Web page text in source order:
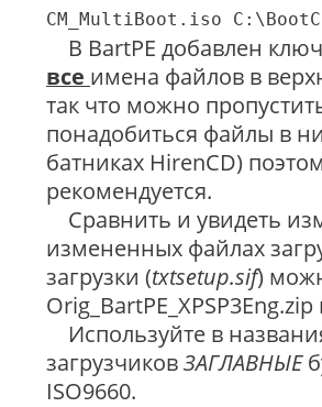
CM_MultiBoot.iso
В BartPE добавлен
все имена файлов в
так что можно
понадобиться файлы в
батниках HirenCD)
рекомендуется.
Сравнить и увидеть
измененных файлах
загрузки (txtsetup.sif)
Используйте в
загрузчиковЗАГЛАВНЫЕ
ISO9660.